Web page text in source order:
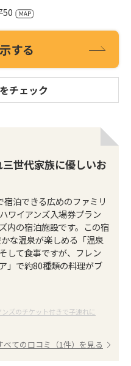
50
する
チェック
世代家族に優しいお
泊できる広めのファミリ
ワイアンズ入場券プラン
内の宿泊施設です。この宿
な温泉が楽しめる「温泉
して食事ですが、フレン
」で約80種類の料理がブ
ズのチケット付きで子連れに
べての口コミ（1件）を見る